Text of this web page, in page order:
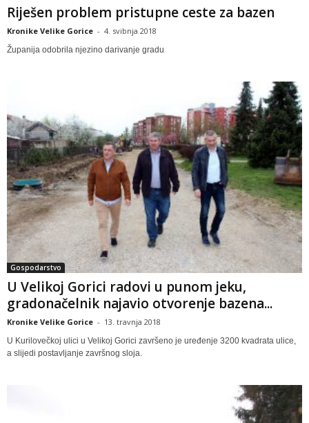
Riješen problem pristupne ceste za bazen
Kronike Velike Gorice - 4. svibnja 2018
Županija odobrila njezino darivanje gradu
Gospodarstvo
U Velikoj Gorici radovi u punom jeku,
gradonačelnik najavio otvorenje bazena...
Kronike Velike Gorice - 13. travnja 2018
U Kurilovečkoj ulici u Velikoj Gorici završeno je uređenje 3200 kvadrata ulice,
a slijedi postavljanje završnog sloja.